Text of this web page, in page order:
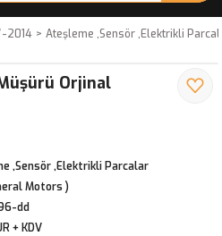
2014 Ateşleme ,Sensör ,Elektrikli
Orjinal
,Sensör ,Elektrikli Parcalar
Motors )
dd
+ KDV